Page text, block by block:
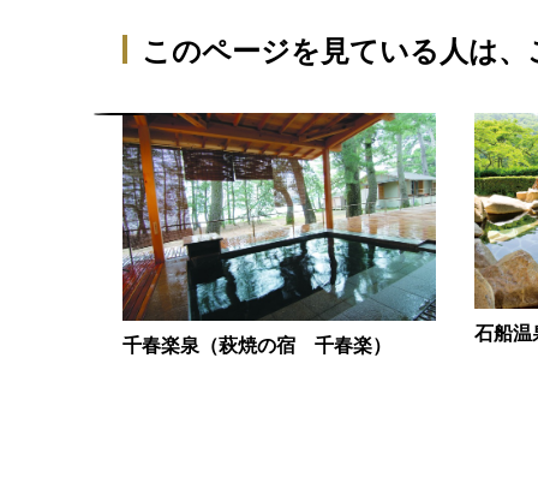
このページを見ている人は、
千春楽泉（萩焼の宿 千春楽）
石船温